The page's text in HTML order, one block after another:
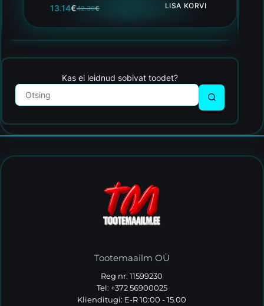
42.39€
13.14€ LISA KORVI
Kas ei leidnud sobivat toodet?
Tootemaailm OÜ
Reg nr: 11599230
Tel: +372 56900025
Klienditugi: E-R 10:00 - 15.00